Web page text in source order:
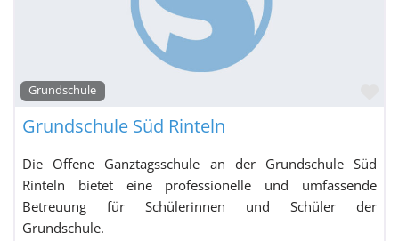
Grundschule
Grundschule Süd Rinteln
Die Offene Ganztagsschule an der Grundschule Süd
Rinteln bietet eine professionelle und umfassende
Betreuung für Schülerinnen und Schüler der
Grundschule.